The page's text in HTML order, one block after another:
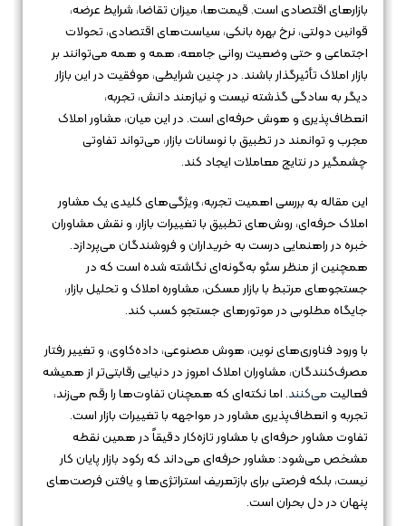
بازارهای اقتصادی است. قیمت‌ها، میزان تقاضا، شرایط عرضه،
قوانین دولتی، نرخ بهره بانکی، سیاست‌های اقتصادی، تحولات
اجتماعی و حتی وضعیت روانی جامعه، همه و همه می‌توانند بر
بازار املاک تأثیرگذار باشند. در چنین شرایطی، موفقیت در این بازار
دیگر به سادگی گذشته نیست و نیازمند دانش، تجربه،
انعطاف‌پذیری و هوش حرفه‌ای است. در این میان، مشاور املاک
مجرب و توانمند در تطبیق با نوسانات بازار، می‌تواند تفاوتی
چشمگیر در نتایج معاملات ایجاد کند.
این مقاله به بررسی اهمیت تجربه، ویژگی‌های کلیدی یک مشاور
املاک حرفه‌ای، روش‌های تطبیق با تغییرات بازار، و نقش مشاوران
خبره در راهنمایی درست به خریداران و فروشندگان می‌پردازد.
همچنین از منظر سئو به‌گونه‌ای نگاشته شده است که در
جستجوهای مرتبط با بازار مسکن، مشاوره املاک و تحلیل بازار،
جایگاه مطلوبی در موتورهای جستجو کسب کند.
با ورود فناوری‌های نوین، هوش مصنوعی، داده‌کاوی، و تغییر رفتار
مصرف‌کنندگان، مشاوران املاک امروز در دنیایی رقابتی‌تر از همیشه
فعالیتمی‌کنند. اما نکته‌ای که همچنان تفاوت‌ها را رقم می‌زند،
تجربه و انعطاف‌پذیری مشاور در مواجهه با تغییرات بازار است.
تفاوت مشاور حرفه‌ای با مشاور تازه‌کار دقیقاً در همین نقطه
مشخص می‌شود: مشاور حرفه‌ای می‌داند که رکود بازار پایان کار
نیست، بلکه فرصتی برای بازتعریف استراتژی‌ها و یافتن فرصت‌های
پنهان در دل بحران است.